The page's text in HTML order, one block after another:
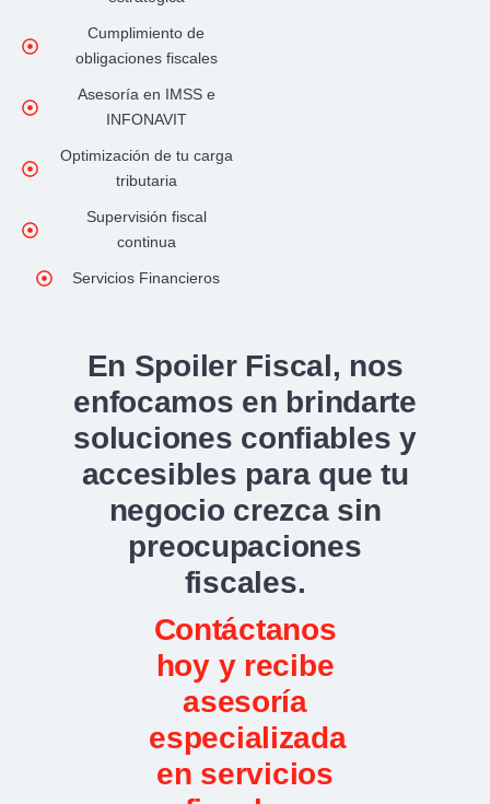
Cumplimiento de
obligaciones fiscales
Asesoría en IMSS e
INFONAVIT
Optimización de tu carga
tributaria
Supervisión fiscal
continua
Servicios Financieros
En Spoiler Fiscal, nos
enfocamos en brindarte
soluciones confiables y
accesibles para que tu
negocio crezca sin
preocupaciones
fiscales.
Contáctanos
hoy y recibe
asesoría
especializada
en servicios